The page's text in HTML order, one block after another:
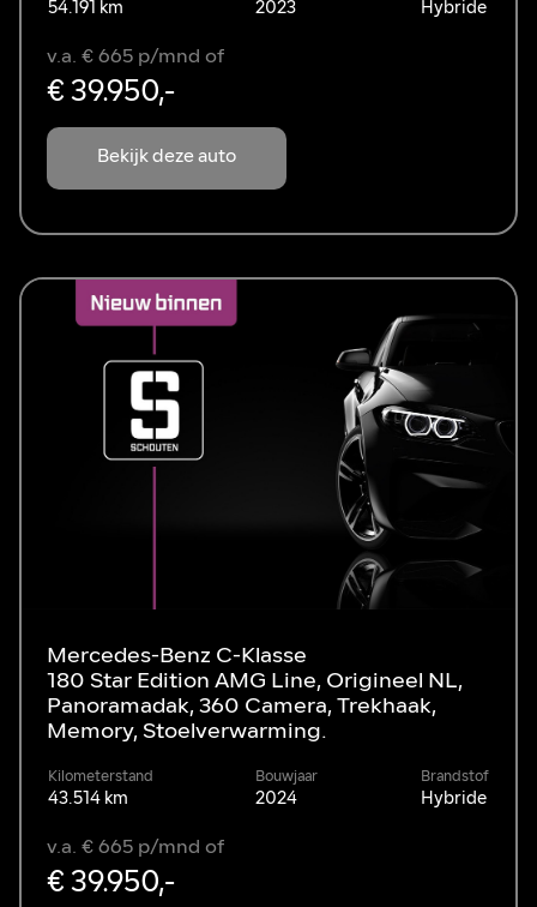
54.191 km 2023 Hybride
Bekijk deze auto
v.a. € 665 p/mnd of
€ 39.950,-
Mercedes-Benz C-Klasse
180 Star Edition AMG Line, Origineel NL,
Panoramadak, 360 Camera, Trekhaak,
Memory, Stoelverwarming.
Kilometerstand
43.514 km
Bouwjaar
2024
Brandstof
Hybride
v.a. € 665 p/mnd of
€ 39.950,-